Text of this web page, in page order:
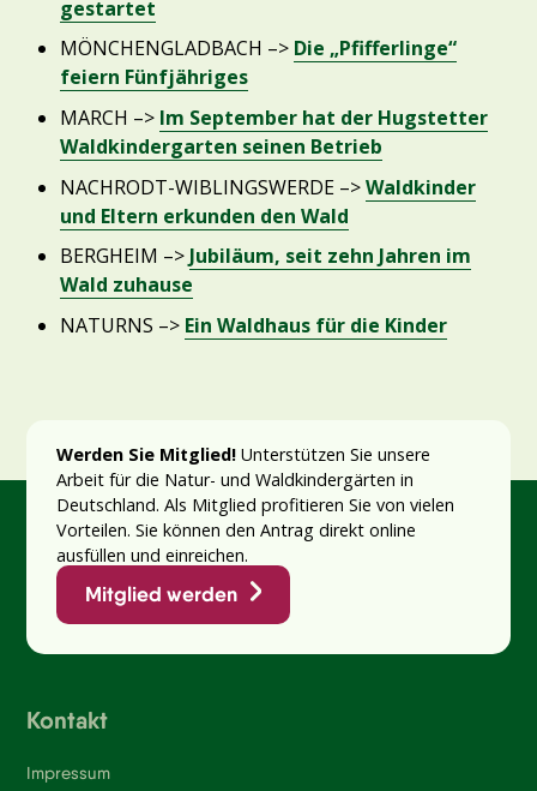
gestartet
MÖNCHENGLADBACH –> Die „Pfifferlinge“
feiern Fünfjähriges
MARCH –> Im September hat der Hugstetter
Waldkindergarten seinen Betrieb
NACHRODT-WIBLINGSWERDE –>Waldkinder
und Eltern erkunden den Wald
BERGHEIM –> Jubiläum, seit zehn Jahren im
Wald zuhause
NATURNS –> Ein Waldhaus für die Kinder
Werden Sie Mitglied!Unterstützen Sie unsere
Arbeit für die Natur- und Waldkindergärten in
Deutschland. Als Mitglied profitieren Sie von vielen
Vorteilen. Sie können den Antrag direkt online
ausfüllen und einreichen.
Mitglied werden
Kontakt
Impressum